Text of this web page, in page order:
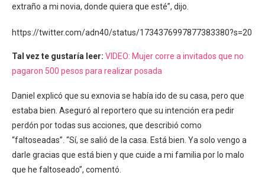
extraño a mi novia, donde quiera que esté”, dijo.
https://twitter.com/adn40/status/1734376997877383380?s=20
Tal vez te gustaría leer: VIDEO: Mujer corre a invitados que no
pagaron 500 pesos para realizar posada
Daniel explicó que su exnovia se había ido de su casa, pero que
estaba bien. Aseguró al reportero que su intención era pedir
perdón por todas sus acciones, que describió como
“faltoseadas”. “Sí, se salió de la casa. Está bien. Ya solo vengo a
darle gracias que está bien y que cuide a mi familia por lo malo
que he faltoseado”, comentó.